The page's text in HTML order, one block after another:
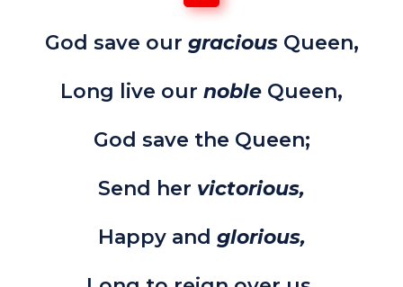
God save our graciousQueen,
Long live our noble Queen,
God save the Queen;
Send her victorious,
Happy and glorious,